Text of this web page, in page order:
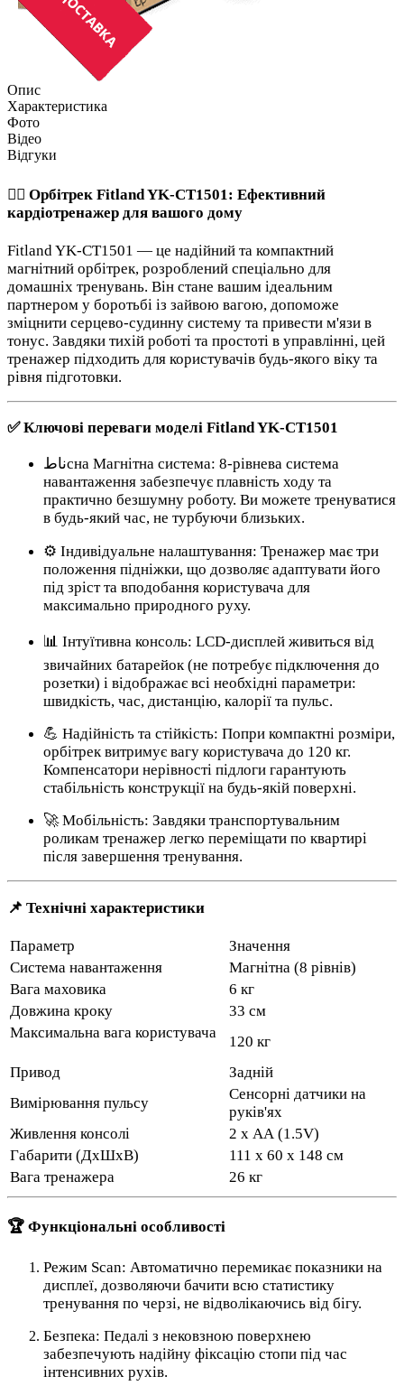
Опис
Характеристика
Фото
Відео
Відгуки
🏃‍♂️ Орбітрек Fitland YK-CT1501: Ефективний
кардіотренажер для вашого дому
Fitland YK-CT1501 — це надійний та компактний
магнітний орбітрек, розроблений спеціально для
домашніх тренувань. Він стане вашим ідеальним
партнером у боротьбі із зайвою вагою, допоможе
зміцнити серцево-судинну систему та привести м'язи в
тонус. Завдяки тихій роботі та простоті в управлінні, цей
тренажер підходить для користувачів будь-якого віку та
рівня підготовки.
✅ Ключові переваги моделі Fitland YK-CT1501
ناطсна Магнітна система: 8-рівнева система
навантаження забезпечує плавність ходу та
практично безшумну роботу. Ви можете тренуватися
в будь-який час, не турбуючи близьких.
⚙️ Індивідуальне налаштування: Тренажер має три
положення підніжки, що дозволяє адаптувати його
під зріст та вподобання користувача для
максимально природного руху.
📊 Інтуїтивна консоль: LCD-дисплей живиться від
звичайних батарейок (не потребує підключення до
розетки) і відображає всі необхідні параметри:
швидкість, час, дистанцію, калорії та пульс.
💪 Надійність та стійкість: Попри компактні розміри,
орбітрек витримує вагу користувача до 120 кг.
Компенсатори нерівності підлоги гарантують
стабільність конструкції на будь-якій поверхні.
🚀 Мобільність: Завдяки транспортувальним
роликам тренажер легко переміщати по квартирі
після завершення тренування.
📌 Технічні характеристики
Параметр
Значення
Система навантаження
Магнітна (8 рівнів)
Вага маховика
6 кг
Довжина кроку
33 см
Максимальна вага користувача
120 кг
Привод
Задній
Вимірювання пульсу
Сенсорні датчики на
руків'ях
Живлення консолі
2 х АА (1.5V)
Габарити (ДхШхВ)
111 x 60 x 148 см
Вага тренажера
26 кг
🏆 Функціональні особливості
Режим Scan: Автоматично перемикає показники на
дисплеї, дозволяючи бачити всю статистику
тренування по черзі, не відволікаючись від бігу.
Безпека: Педалі з нековзною поверхнею
забезпечують надійну фіксацію стопи під час
інтенсивних рухів.